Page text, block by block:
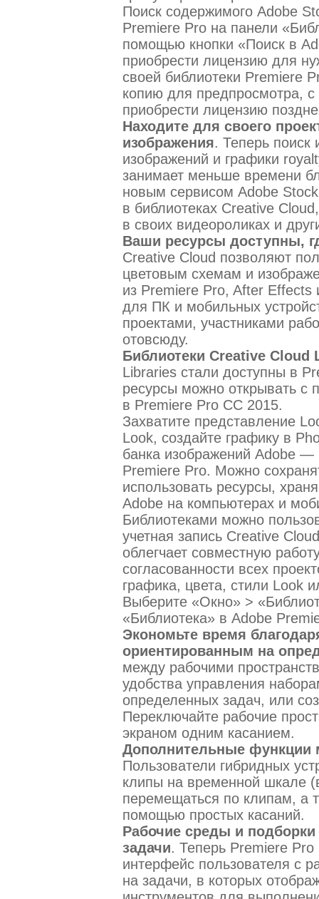
Поиск содержимого Adobe
Premiere Pro на панели
помощью кнопки «Поиск в
приобрести лицензию для
своей библиотеки Premiere
копию для предпросмотра,
приобрести лицензию
Находите для своего
изображения. Теперь поиск
изображений и графики
занимает меньше времени
новым сервисом Adobe
в библиотеках Creative
в своих видеороликах и
Ваши ресурсы доступны,
Creative Cloud позволяют
цветовым схемам и
из Premiere Pro, After Effects
для ПК и мобильных
проектами, участниками
отовсюду.
Библиотеки Creative Cloud
Libraries стали доступны в
ресурсы можно открывать с
в Premiere Pro CC 2015.
Захватите представление
Look, создайте графику в
банка изображений Adobe —
Premiere Pro. Можно
использовать ресурсы,
Adobe на компьютерах и
Библиотеками можно
учетная запись Creative
облегчает совместную
согласованности всех
графика, цвета, стили Look
Выберите «Окно» >
«Библиотека» в Adobe
Экономьте время
ориентированным на
между рабочими
удобства управления
определенных задач, или
Переключайте рабочие
экраном одним касанием.
Дополнительные функции
Пользователи гибридных
клипы на временной шкале
перемещаться по клипам, а
помощью простых касаний.
Рабочие среды и
задачи. Теперь Premiere Pro
интерфейс пользователя с
на задачи, в которых